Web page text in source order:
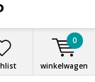
winkelwagen
0